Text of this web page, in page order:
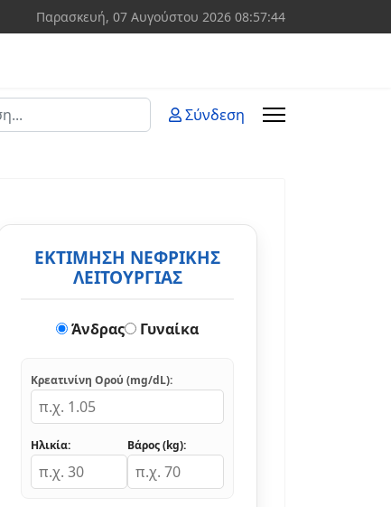
Παρασκευή, 07 Αυγούστου 2026 08:57:44
Σύνδεση
ΕΚΤΙΜΗΣΗ ΝΕΦΡΙΚΗΣ
ΛΕΙΤΟΥΡΓΙΑΣ
Άνδρας Γυναίκα
Κρεατινίνη Ορού (mg/dL):
Ηλικία: Βάρος (kg):